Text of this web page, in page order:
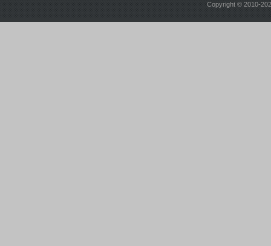
Copyright © 2010-